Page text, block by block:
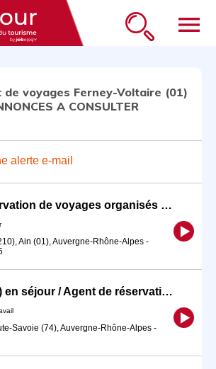
menu
de voyages Ferney-Voltaire (01)
A CONSULTER
alerte e-mail
Agent de réservation de voyages organisés Ferney Voltaire (H/F)
Ain (01), Auvergne-Rhône-Alpes -
Conseiller(ère) en séjour / Agent de réservation tourisme (H/F)
Savoie (74), Auvergne-Rhône-Alpes -